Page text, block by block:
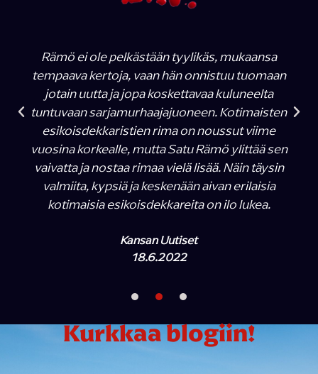
Rämö ei ole pelkästään tyylikäs, mukaansa
tempaava kertoja, vaan hän onnistuu tuomaan
jotain uutta ja jopa koskettavaa kuluneelta
tuntuvaan sarjamurhaajajuoneen. Kotimaisten
esikoisdekkaristien rima on noussut viime
vuosina korkealle, mutta Satu Rämö ylittää sen
vaivatta ja nostaa rimaa vielä lisää. Näin täysin
valmiita, kypsiä ja keskenään aivan erilaisia
kotimaisia esikoisdekkareita on ilo lukea.
Kansan Uutiset
18.6.2022
Kurkkaa blogiin!